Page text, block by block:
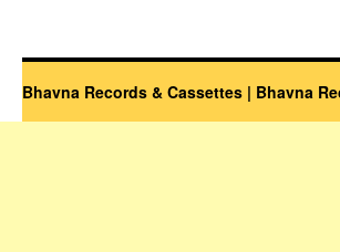
Bhavna Records & Cassettes | Bhavna